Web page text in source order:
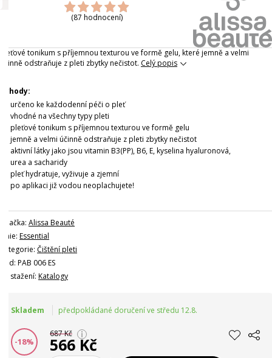
(87 hodnocení)
Pleťové tonikum s příjemnou texturou ve formě gelu, které jemně a velmi
účinně odstraňuje z pleti zbytky nečistot. Celý popis
Výhody:
určeno ke každodenní péči o pleť
vhodné na všechny typy pleti
pleťové tonikum s příjemnou texturou ve formě gelu
jemně a velmi účinně odstraňuje z pleti zbytky nečistot
aktivní látky jako jsou vitamin B3(PP), B6, E, kyselina hyaluronová,
urea a sacharidy
pleť hydratuje, vyživuje a zjemní
po aplikaci již vodou neoplachujete!
Značka: Alissa Beauté
Linie: Essential
Kategorie: Čištění pleti
Kód: PAB 006 ES
Ke stažení: Katalogy
Skladem předpokládané doručení ve středu 12.8.
-18%
687 Kč
566 Kč